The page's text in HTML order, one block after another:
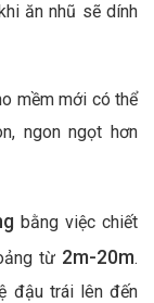
ăn nhũ sẽ dính
mềm mới có thể
ngon ngọt hơn
bằng việc chiết
từ 2m-20m.
đậu trái lên đến